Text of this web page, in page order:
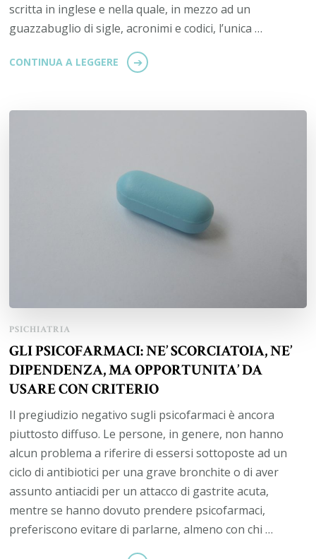
scritta in inglese e nella quale, in mezzo ad un
guazzabuglio di sigle, acronimi e codici, l’unica …
CONTINUA A LEGGERE
PSICHIATRIA
GLI PSICOFARMACI: NE’ SCORCIATOIA, NE’
DIPENDENZA, MA OPPORTUNITA’ DA
USARE CON CRITERIO
Il pregiudizio negativo sugli psicofarmaci è ancora
piuttosto diffuso. Le persone, in genere, non hanno
alcun problema a riferire di essersi sottoposte ad un
ciclo di antibiotici per una grave bronchite o di aver
assunto antiacidi per un attacco di gastrite acuta,
mentre se hanno dovuto prendere psicofarmaci,
preferiscono evitare di parlarne, almeno con chi …